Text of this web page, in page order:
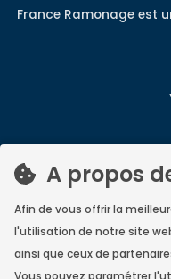
A propos
Afin de vous offrir la
l'utilisation de notre site
ainsi que ceux de
Vous pouvez paramétrer
France Ramonage est